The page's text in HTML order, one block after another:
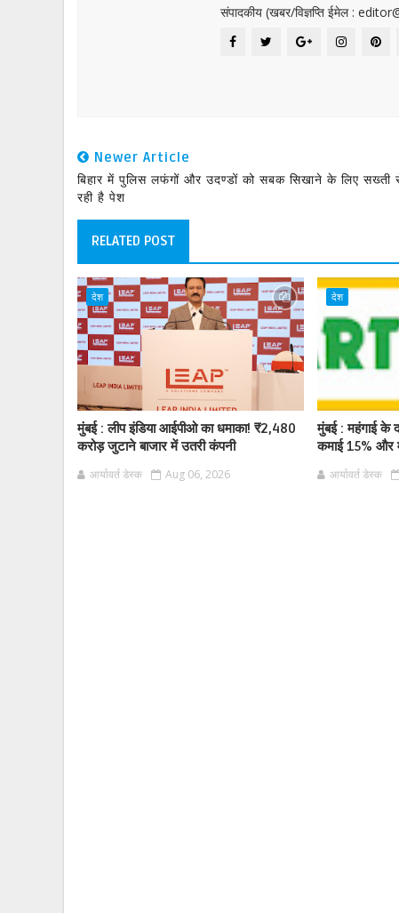
संपादकीय (खबर/विज्ञप्ति ईमेल :
Newer Article
बिहार में पुलिस लफंगों और उदण्डों को सबक सिखाने के लिए
रही है पेश
RELATED POST
देश
मुंबई : लीप इंडिया आईपीओ का धमाका! ₹2,480
करोड़ जुटाने बाजार में उतरी कंपनी
आर्यावर्त डेस्क Aug 06, 2026
देश
मुंबई : महंगाई के
कमाई 15% और
आर्यावर्त डेस्क